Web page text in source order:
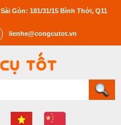
Gòn: 181/31/15 Bình Thới, Q11
lienhe@congcutot.vn